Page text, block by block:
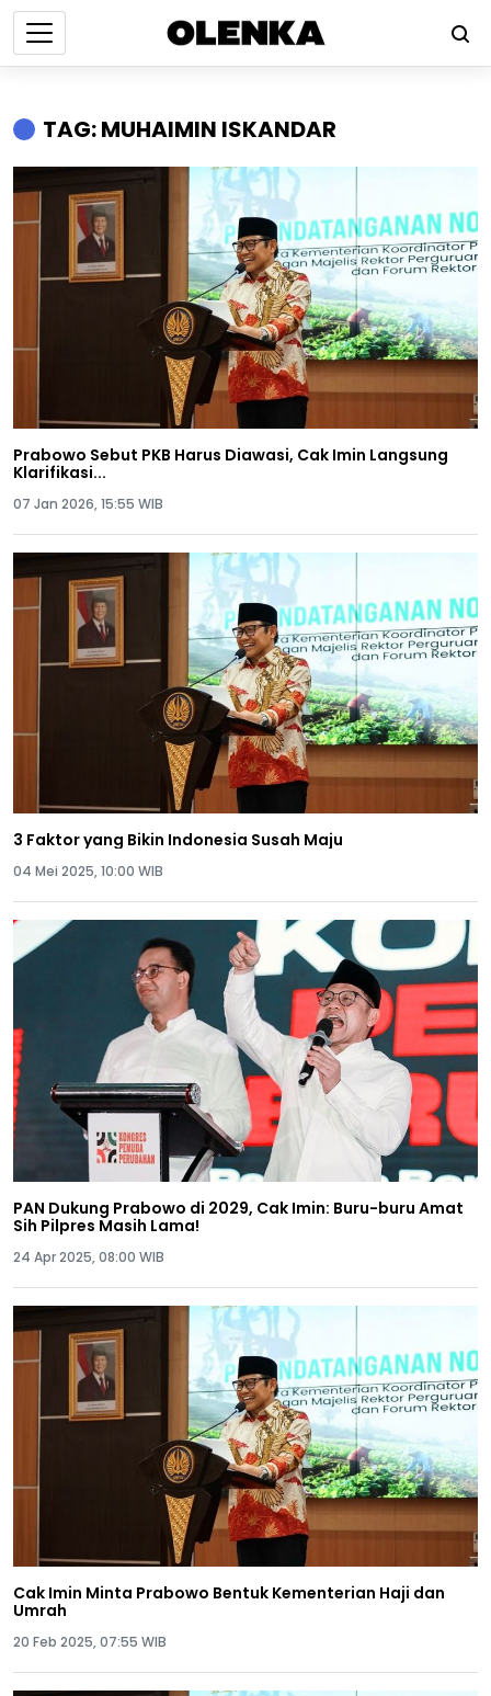
TAG: MUHAIMIN ISKANDAR
Prabowo Sebut PKB Harus Diawasi, Cak Imin Langsung
Klarifikasi...
07 Jan 2026, 15:55 WIB
3 Faktor yang Bikin Indonesia Susah Maju
04 Mei 2025, 10:00 WIB
PAN Dukung Prabowo di 2029, Cak Imin: Buru-buru Amat
Sih Pilpres Masih Lama!
24 Apr 2025, 08:00 WIB
Cak Imin Minta Prabowo Bentuk Kementerian Haji dan
Umrah
20 Feb 2025, 07:55 WIB